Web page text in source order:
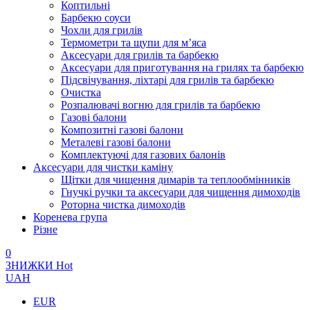
Коптильні
Барбекю соуси
Чохли для грилів
Термометри та щупи для м’яса
Аксесуари для грилів та барбекю
Аксесуари для приготування на грилях та барбекю
Підсвічування, ліхтарі для грилів та барбекю
Очистка
Розпалювачі вогню для грилів та барбекю
Газові балони
Композитні газові балони
Металеві газові балони
Комплектуючі для газових балонів
Аксесуари для чистки каміну
Щітки для чищення димарів та теплообмінників
Гнучкі ручки та аксесуари для чищення димоходів
Роторна чистка димоходів
Коренева група
Різне
0
ЗНИЖКИ Hot
UAH
EUR